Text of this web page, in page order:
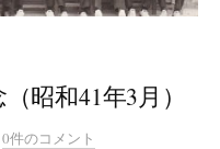
昭和41年3月）
0件のコメント